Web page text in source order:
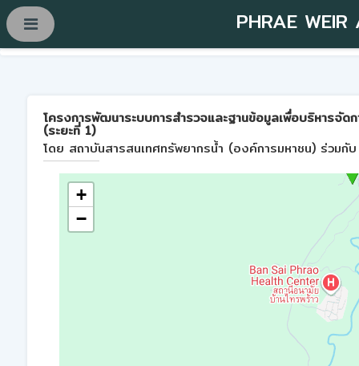
PHRAE WEIR
โครงการพัฒนาระบบการสำรวจและฐานข้อมูลเพื่อบริหารจั
(ระยะที่ 1)
โดย สถาบันสารสนเทศทรัพยากรน้ำ (องค์การมหาชน) ร่วมกั
+
−